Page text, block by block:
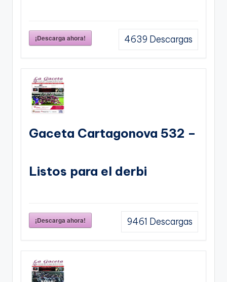
¡Descarga ahora! 4639 Descargas
Gaceta Cartagonova 532 –
Listos para el derbi
¡Descarga ahora! 9461 Descargas